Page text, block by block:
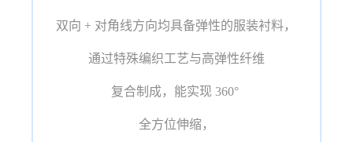
双向 + 对角线方向均具备弹性的服装衬料，
通过特殊编织工艺与高弹性纤维
复合制成，能实现 360°
全方位伸缩，